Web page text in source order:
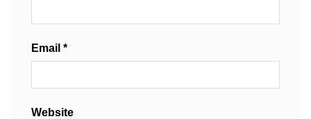
Email *
Website